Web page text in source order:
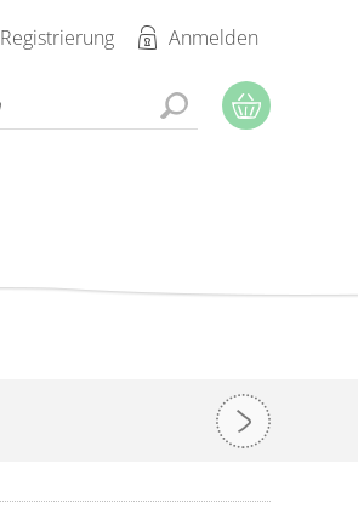
Registrierung Anmelden